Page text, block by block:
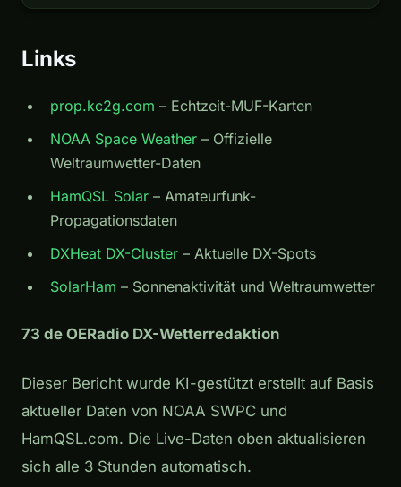
Links
prop.kc2g.com – Echtzeit-MUF-Karten
NOAA Space Weather – Offizielle
Weltraumwetter-Daten
HamQSL Solar – Amateurfunk-
Propagationsdaten
DXHeat DX-Cluster – Aktuelle DX-Spots
SolarHam – Sonnenaktivität und Weltraumwetter
73 de OERadio DX-Wetterredaktion
Dieser Bericht wurde KI-gestützt erstellt auf Basis
aktueller Daten von NOAA SWPC und
HamQSL.com. Die Live-Daten oben aktualisieren
sich alle 3 Stunden automatisch.